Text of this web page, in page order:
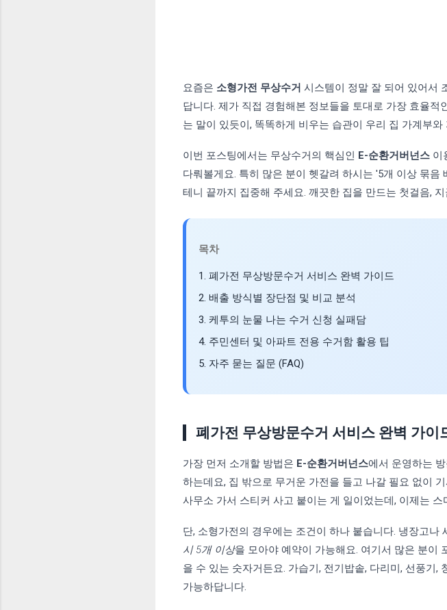
요즘은 소형가전 무상수거 시스템이 정말 잘 되어 있어서
답니다. 제가 직접 경험해본 정보들을 토대로 가장 효율
는 말이 있듯이, 똑똑하게 비우는 습관이 우리 집 가계부
이번 포스팅에서는 무상수거의 핵심인 E-순환거버넌스 이
다뤄볼게요. 특히 많은 분이 헷갈려 하시는 '5개 이상 묶
테니 끝까지 집중해 주세요. 깨끗한 집을 만드는 첫걸음,
목차
1. 폐가전 무상방문수거 서비스 완벽 가이드
2. 배출 방식별 장단점 및 비교 분석
3. 케투의 눈물 나는 수거 신청 실패담
4. 주민센터 및 아파트 전용 수거함 활용 팁
5. 자주 묻는 질문 (FAQ)
폐가전 무상방문수거 서비스 완벽 가이
가장 먼저 소개할 방법은 E-순환거버넌스에서 운영하는
하는데요, 집 밖으로 무거운 가전을 들고 나갈 필요 없이
사무소 가서 스티커 사고 붙이는 게 일이었는데, 이제는
단, 소형가전의 경우에는 조건이 하나 붙습니다. 냉장고나
시 5개 이상을 모아야 예약이 가능해요. 여기서 많은 분이
을 수 있는 숫자거든요. 가습기, 전기밥솥, 다리미, 선풍기
가능하답니다.